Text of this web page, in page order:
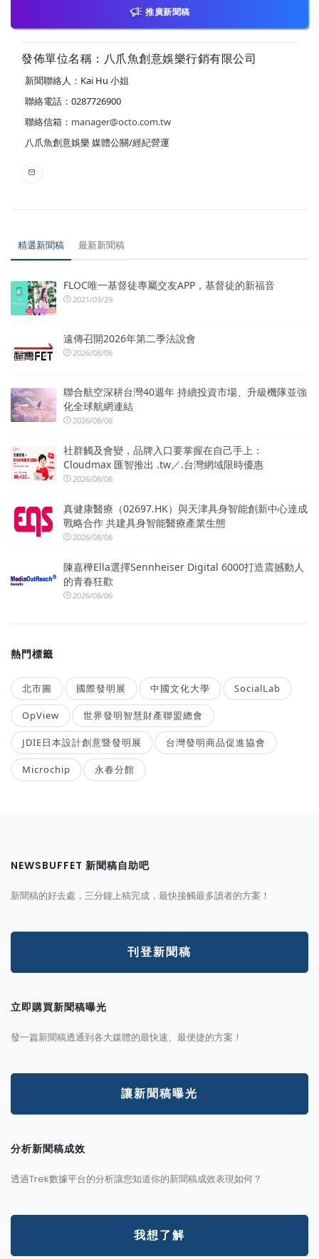
推廣新聞稿
發佈單位名稱：八爪魚創意娛樂行銷有限公司
新聞聯絡人：Kai Hu 小姐
聯絡電話：0287726900
聯絡信箱： manager@octo.com.tw
八爪魚創意娛樂 媒體公關/經紀營運
精選新聞稿 最新新聞稿
FLOC唯一基督徒專屬交友APP，基督徒的新福音
2021/03/29
遠傳召開2026年第二季法說會
2026/08/06
聯合航空深耕台灣40週年 持續投資市場、升級機隊並強
化全球航網連結
2026/08/06
社群觸及會變，品牌入口要掌握在自己手上：
Cloudmax 匯智推出 .tw／.台灣網域限時優惠
2026/08/06
真健康醫療（02697.HK）與天津具身智能創新中心達成
戰略合作 共建具身智能醫療產業生態
2026/08/06
陳嘉樺Ella選擇Sennheiser Digital 6000打造震撼動人
的青春狂歡
2026/08/06
熱門標籤
北市圖 國際發明展 中國文化大學 SocialLab
OpView 世界發明智慧財產聯盟總會
JDIE日本設計創意暨發明展 台灣發明商品促進協會
Microchip 永春分館
NEWSBUFFET 新聞稿自助吧
新聞稿的好去處，三分鐘上稿完成，最快接觸最多讀者的方案！
刊登新聞稿
立即購買新聞稿曝光
發一篇新聞稿透通到各大媒體的最快速、最便捷的方案！
讓新聞稿曝光
分析新聞稿成效
透過Trek數據平台的分析讓您知道你的新聞稿成效表現如何？
我想了解